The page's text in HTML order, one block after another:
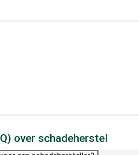
over schadeherstel